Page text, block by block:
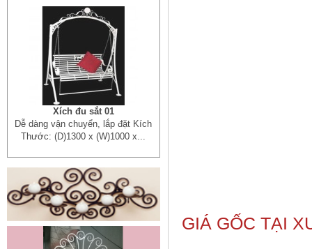
Xích đu sắt 01
Dễ dàng vận chuyển, lắp đặt Kích
Thước: (D)1300 x (W)1000 x...
GIÁ GỐC TẠI